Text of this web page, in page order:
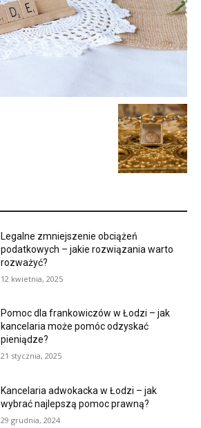
Legalne zmniejszenie obciążeń
podatkowych – jakie rozwiązania warto
rozważyć?
12 kwietnia, 2025
Pomoc dla frankowiczów w Łodzi – jak
kancelaria może pomóc odzyskać
pieniądze?
21 stycznia, 2025
Kancelaria adwokacka w Łodzi – jak
wybrać najlepszą pomoc prawną?
29 grudnia, 2024